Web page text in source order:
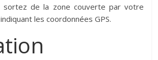
sortez de la zone couverte par votre
les coordonnées GPS.